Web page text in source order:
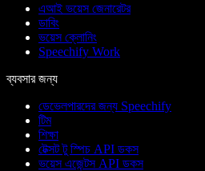
এআই ভয়েস জেনারেটর
ডাবিং
ভয়েস ক্লোনিং
Speechify Work
ব্যবসার জন্য
ডেভেলপারদের জন্য Speechify
টিম
শিক্ষা
টেক্সট টু স্পিচ API ডকস
ভয়েস এজেন্টস API ডকস